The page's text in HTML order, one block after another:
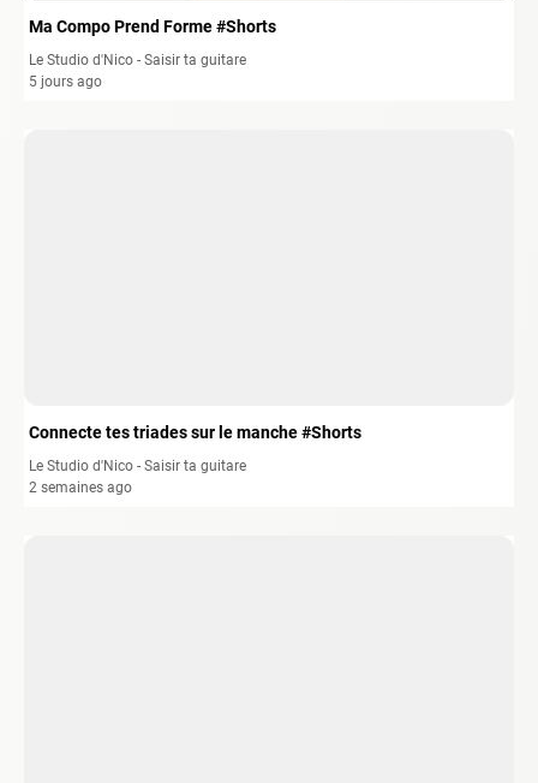
Ma Compo Prend Forme #Shorts
Le Studio d'Nico - Saisir ta guitare
5 jours ago
Connecte tes triades sur le manche #Shorts
Le Studio d'Nico - Saisir ta guitare
2 semaines ago